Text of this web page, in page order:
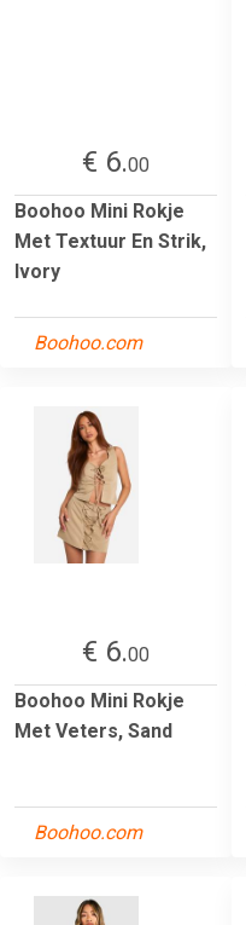
€ 6.00
Boohoo Mini Rokje
Met Textuur En Strik,
Ivory
Boohoo.com
€ 6.00
Boohoo Mini Rokje
Met Veters, Sand
Boohoo.com